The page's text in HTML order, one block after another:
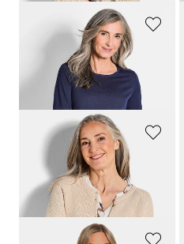
+ 2
Strickjacke aus reiner Baumwolle
79,95 €
+ 1